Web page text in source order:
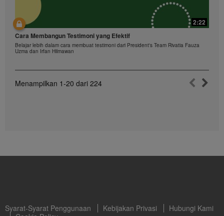
2:22
Cara Membangun Testimoni yang Efektif
Belajar lebih dalam cara membuat testimoni dari President's Team Rivatia Fauza
Uzma dan Irfan Hilmawan
Menampilkan 1-20 dari 224
Syarat-Syarat Penggunaan Kebijakan Privasi
Hubungi Kami